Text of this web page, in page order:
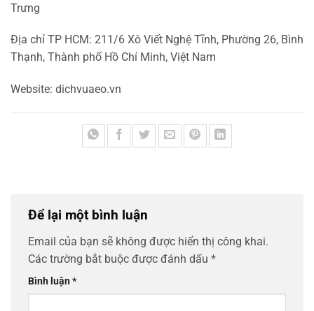
Trưng
Địa chỉ TP HCM: 211/6 Xô Viết Nghệ Tĩnh, Phường 26, Bình
Thạnh, Thành phố Hồ Chí Minh, Việt Nam
Website: dichvuaeo.vn
Để lại một bình luận
Email của bạn sẽ không được hiển thị công khai.
Các trường bắt buộc được đánh dấu *
Bình luận*